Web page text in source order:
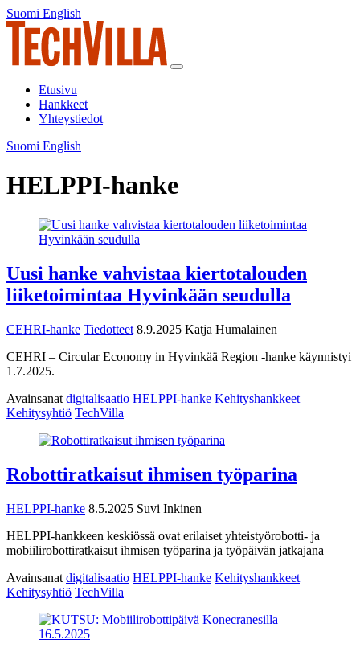
Siirry
sisältöön
Suomi Suomi
English
Päävalikko
Etusivu
Hankkeet
Yhteystiedot
Suomi Suomi
English
HELPPI-hanke
Uusi hanke vahvistaa kiertotalouden
liiketoimintaa Hyvinkään seudulla
CEHRI-hanke Tiedotteet 8.9.2025 Katja Humalainen
CEHRI – Circular Economy in Hyvinkää Region -hanke käynnistyi
1.7.2025.
Avainsanat digitalisaatio HELPPI-hanke Kehityshankkeet
Kehitysyhtiö TechVilla
Robottiratkaisut ihmisen työparina
HELPPI-hanke 8.5.2025 Suvi Inkinen
HELPPI-hankkeen keskiössä ovat erilaiset yhteistyörobotti- ja
mobiilirobottiratkaisut ihmisen työparina ja työpäivän jatkajana
Avainsanat digitalisaatio HELPPI-hanke Kehityshankkeet
Kehitysyhtiö TechVilla